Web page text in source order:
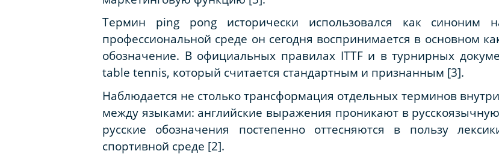
Термин ping pong исторически использовался как синоним
профессиональной среде он сегодня воспринимается в основном
обозначение. В официальных правилах ITTF и в турнирных
table tennis, который считается стандартным и признанным [3].
Наблюдается не столько трансформация отдельных терминов
между языками: английские выражения проникают в
русские обозначения постепенно оттесняются в пользу
спортивной среде [2].